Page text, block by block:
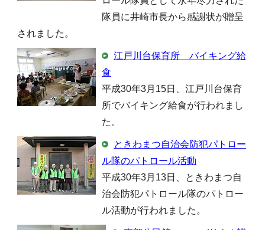
隊員に井崎市長から感謝状が贈呈
されました。
江戸川台保育所 バイキング給
食
平成30年3月15日、江戸川台保育
所でバイキング給食が行われまし
た。
ときわまつ自治会防犯パトロー
ル隊のパトロール活動
平成30年3月13日、ときわまつ自
治会防犯パトロール隊のパトロー
ル活動が行われました。